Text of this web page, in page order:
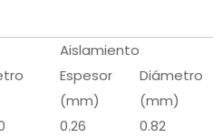
Aislamiento
Espesor
(mm)
Diámetro
(mm)
0.26 0.82